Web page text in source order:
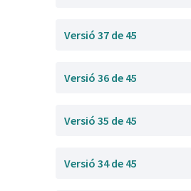
Versió 37 de 45
Versió 36 de 45
Versió 35 de 45
Versió 34 de 45